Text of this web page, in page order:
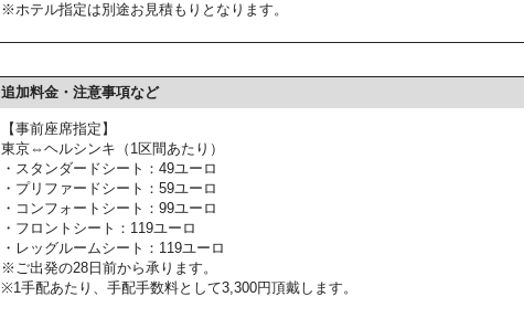
※ホテル指定は別途お見積もりとなります。
追加料金・注意事項など
【事前座席指定】
東京⇔ヘルシンキ（1区間あたり）
・スタンダードシート：49ユーロ
・プリファードシート：59ユーロ
・コンフォートシート：99ユーロ
・フロントシート：119ユーロ
・レッグルームシート：119ユーロ
※ご出発の28日前から承ります。
※1手配あたり、手配手数料として3,300円頂戴します。